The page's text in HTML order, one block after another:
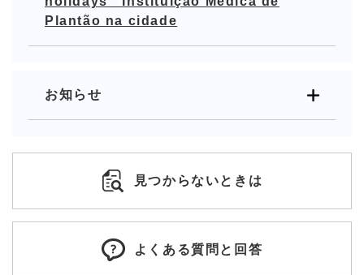
Plantão na cidade
お知らせ
見つからないときは
よくある質問と回答